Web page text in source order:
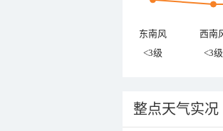
东南风 西南
<3级
<3级
整点天气实况